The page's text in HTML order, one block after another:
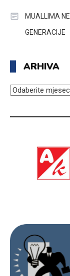
MUALLIMA
GENERACIJE
ARHIVA
ARHIVA